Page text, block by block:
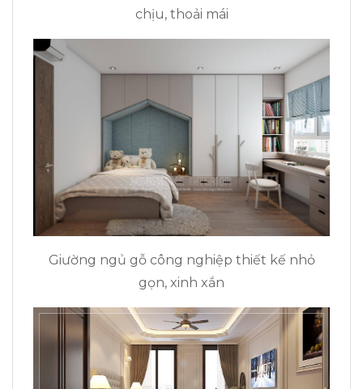
chịu, thoải mái
Giường ngủ gỗ công nghiệp thiết kế nhỏ
gọn, xinh xắn